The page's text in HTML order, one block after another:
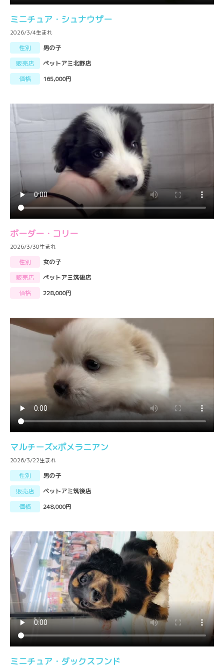
ミニチュア・シュナウザー
2026/3/4生まれ
性別
男の子
販売店
ペットアミ北野店
価格
165,000円
ボーダー・コリー
2026/3/30生まれ
性別
女の子
販売店
ペットアミ筑後店
価格
228,000円
マルチーズ×ポメラニアン
2026/3/22生まれ
性別
男の子
販売店
ペットアミ筑後店
価格
248,000円
ミニチュア・ダックスフンド